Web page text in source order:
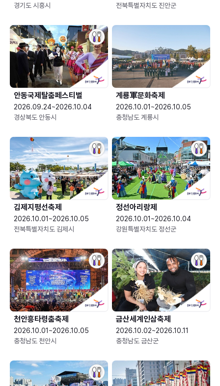
경기도 시흥시
전북특별자치도 진안군
안동국제탈춤페스티벌
2026.09.24~2026.10.04
경상북도 안동시
2026.10.01~2026.10.05
충청남도 계룡시
김제지평선축제
2026.10.01~2026.10.05
전북특별자치도 김제시
정선아리랑제
2026.10.01~2026.10.04
강원특별자치도 정선군
천안흥타령춤축제
2026.10.01~2026.10.05
충청남도 천안시
금산세계인삼축제
2026.10.02~2026.10.11
충청남도 금산군